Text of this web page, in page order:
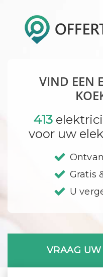
VIND EEN
413
voor uw
Gratis
U
VRAAG